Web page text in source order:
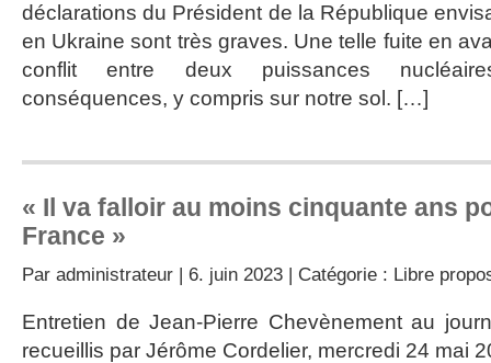
déclarations du Président de la République
en Ukraine sont très graves. Une telle fuite en
conflit entre deux puissances
conséquences, y compris sur notre sol. […]
« Il va falloir au moins cinquante ans
France »
Par administrateur | 6. juin 2023 | Catégorie : Libre
Entretien de Jean-Pierre Chevènement au
recueillis par Jérôme Cordelier, mercredi 24 mai